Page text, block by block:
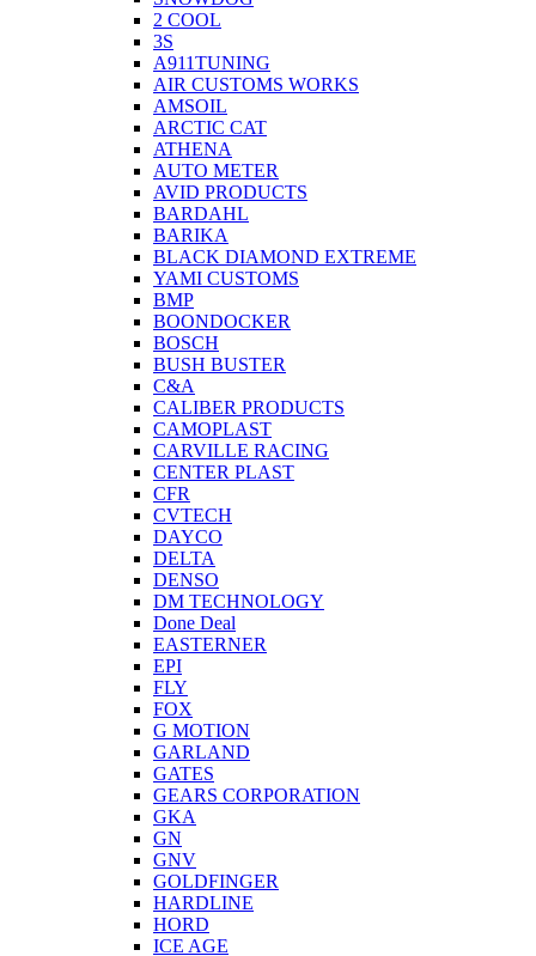
2 СOOL
3S
A911TUNING
AIR CUSTOMS WORKS
AMSOIL
ARCTIC CAT
ATHENA
AUTO METER
AVID PRODUCTS
BARDAHL
BARIKA
BLACK DIAMOND EXTREME
YAMI CUSTOMS
BMP
BOONDOCKER
BOSCH
BUSH BUSTER
C&A
CALIBER PRODUCTS
CAMOPLAST
CARVILLE RACING
CENTER PLAST
CFR
CVTECH
DAYCO
DELTA
DENSO
DM TECHNOLOGY
Done Deal
EASTERNER
EPI
FLY
FOX
G MOTION
GARLAND
GATES
GEARS CORPORATION
GKA
GN
GNV
GOLDFINGER
HARDLINE
HORD
ICE AGE